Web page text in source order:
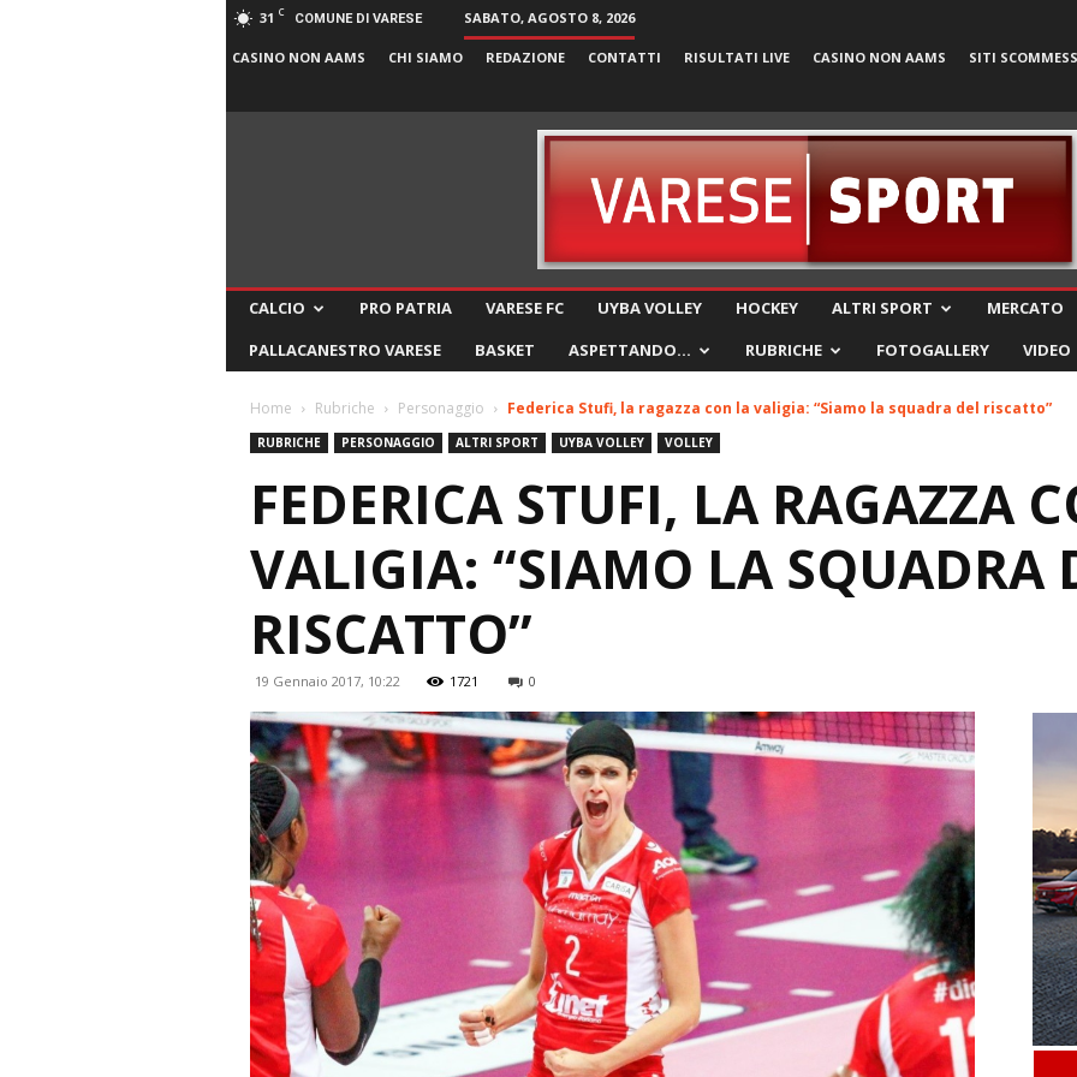
31 C COMUNE DI VARESE SABATO, AGOSTO 8, 2026
CASINO NON AAMS CHI SIAMO REDAZIONE CONTATTI RISULTATI LIVE CASINO NON AAMS SITI
CALCIO PRO PATRIA VARESE FC UYBA VOLLEY HOCKEY ALTRI SPORT
MERCATO
PALLACANESTRO VARESE
BASKET ASPETTANDO… RUBRICHE FOTOGALLERY VIDEO
Home Rubriche Personaggio Federica Stufi, la ragazza con la valigia: “Siamo la squadra del riscatto”
RUBRICHE PERSONAGGIO ALTRI SPORT UYBA VOLLEY VOLLEY
FEDERICA STUFI, LA RAGAZZA
VALIGIA: “SIAMO LA SQUADRA
RISCATTO”
19 Gennaio 2017, 10:22 1721 0